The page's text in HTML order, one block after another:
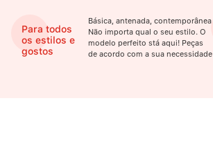
Para todos
os estilos e
gostos
Básica, antenada, contemporânea.
Não importa qual o seu estilo. O
modelo perfeito stá aqui! Peças
de acordo com a sua necessidade